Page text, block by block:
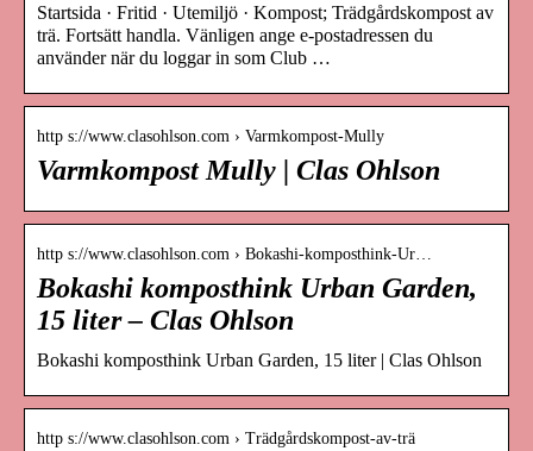
Startsida · Fritid · Utemiljö · Kompost; Trädgårdskompost av
trä. Fortsätt handla. Vänligen ange e-postadressen du
använder när du loggar in som Club …
http s://www.clasohlson.com › Varmkompost-Mully
Varmkompost Mully | Clas Ohlson
http s://www.clasohlson.com › Bokashi-komposthink-Ur…
Bokashi komposthink Urban Garden,
15 liter – Clas Ohlson
Bokashi komposthink Urban Garden, 15 liter | Clas Ohlson
http s://www.clasohlson.com › Trädgårdskompost-av-trä